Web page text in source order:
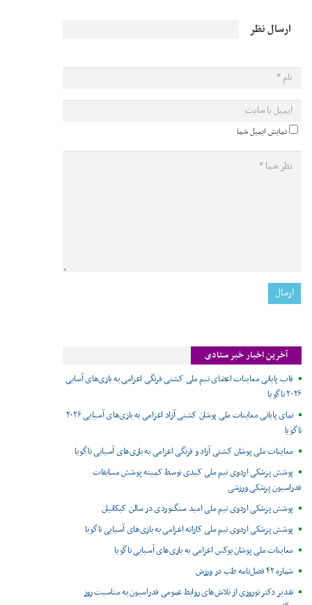
ارسال نظر
نمایش ایمیل شما
آخرین اخبار خبر ستادی
قاب پایانی معاینات اعضای تیم ملی کشتی فرنگی اعزامی به بازی‌های آسایی
۲۰۲۶ ناگویا
نمای پایانی معاینات ملی پوشان کشتی آزاد اعزامی به بازی‌های آسیایی ۲۰۲۶
ناگویا
معاینات ملی پوشان کشتی آزاد و فرنگی اعزامی به بازی‌های آسیایی ناگویا
پوشش پزشکی اردوی تیم ملی کبدی توسط کمیته پوشش مسابقات
فدراسیون پزشکی ورزشی
پوشش پزشکی اردوی تیم ملی امید سنگنوردی در سالن کبکانیان
پوشش پزشکی اردوی تیم ملی کاراته اعزامی به بازی‌های آسیایی ناگویا
معاینات ملی پوشان بوکس اعزامی به بازی‌های آسیایی ناگویا
شماره ۴۲ فصل‌نامه طب در ورزش
تقدیر دکتر نوروزی از تلاش‌های روابط عمومی فدراسیون به مناسبت روز